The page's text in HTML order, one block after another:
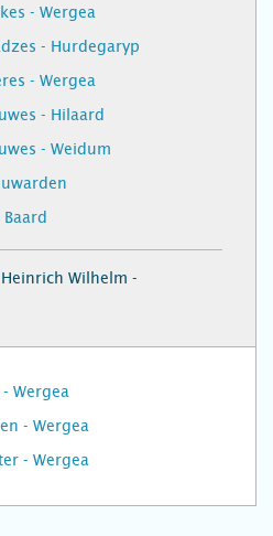
- Wergea
- Hurdegaryp
- Wergea
- Hilaard
- Weidum
Wilhelm -
Wergea
- Wergea
- Wergea